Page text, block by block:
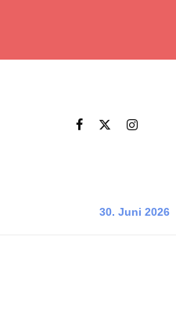
30. Juni 2026